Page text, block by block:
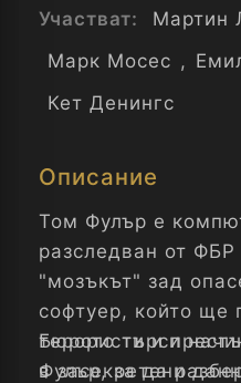
Участват: Мартин
Марк Мосес ,
Кет Денингс
Описание
Том Фулър е
разследван от
"мозъкът" зад
софтуер, който ще
терористи и
в засекретени
Бюрото търси
Фулър, за да